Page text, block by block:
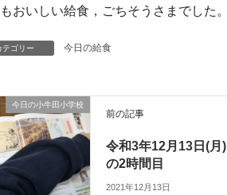
おいしい給食，ごちそうさまでした。
テゴリー 今日の給食
今日の小牛田小学校
前の記事
令和3年12月13日(月)
の2時間目
2021年12月13日